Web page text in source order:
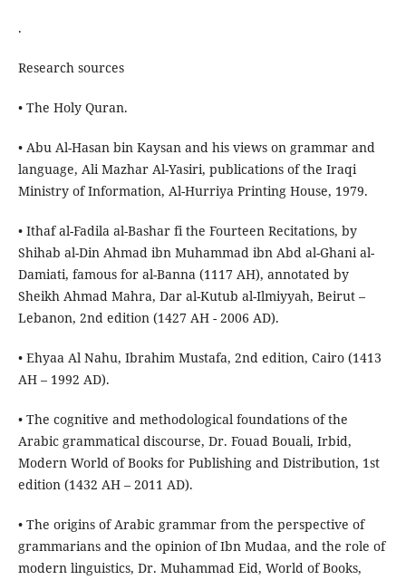
.
Research sources
• The Holy Quran.
• Abu Al-Hasan bin Kaysan and his views on grammar and
language, Ali Mazhar Al-Yasiri, publications of the Iraqi
Ministry of Information, Al-Hurriya Printing House, 1979.
• Ithaf al-Fadila al-Bashar fi the Fourteen Recitations, by
Shihab al-Din Ahmad ibn Muhammad ibn Abd al-Ghani al-
Damiati, famous for al-Banna (1117 AH), annotated by
Sheikh Ahmad Mahra, Dar al-Kutub al-Ilmiyyah, Beirut –
Lebanon, 2nd edition (1427 AH - 2006 AD).
• Ehyaa Al Nahu, Ibrahim Mustafa, 2nd edition, Cairo (1413
AH – 1992 AD).
• The cognitive and methodological foundations of the
Arabic grammatical discourse, Dr. Fouad Bouali, Irbid,
Modern World of Books for Publishing and Distribution, 1st
edition (1432 AH – 2011 AD).
• The origins of Arabic grammar from the perspective of
grammarians and the opinion of Ibn Mudaa, and the role of
modern linguistics, Dr. Muhammad Eid, World of Books,